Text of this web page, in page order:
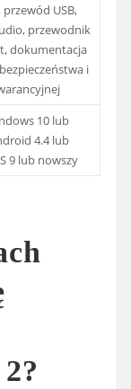
USB,
przewodnik
dokumentacja
i
10 lub
4.4 lub
9 lub nowszy